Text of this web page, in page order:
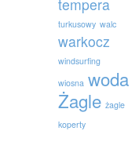
tempera
turkusowy walc
warkocz
windsurfing
wiosna woda
Żagle żagle
koperty